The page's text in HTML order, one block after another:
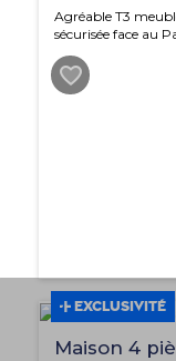
Agréable T3
sécurisée face au
EXCLUSIVITÉ
Maison 4